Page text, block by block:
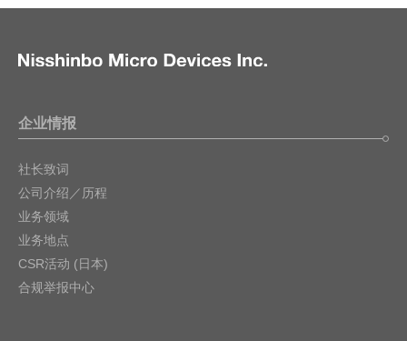
企业情报
社长致词
公司介绍／历程
业务领域
业务地点
CSR活动 (日本)
合规举报中心